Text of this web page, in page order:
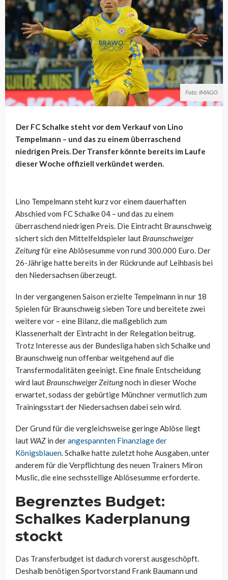
Foto: IMAGO
Der FC Schalke steht vor dem Verkauf von Lino
Tempelmann – und das zu einem überraschend
niedrigen Preis. Der Transfer könnte bereits im Laufe
dieser Woche offiziell verkündet werden.
Lino Tempelmann steht kurz vor einem dauerhaften
Abschied vom FC Schalke 04 – und das zu einem
überraschend niedrigen Preis. Die Eintracht Braunschweig
sichert sich den Mittelfeldspieler laut Braunschweiger
Zeitungfür eine Ablösesumme von rund 300.000 Euro. Der
26-Jährige hatte bereits in der Rückrunde auf Leihbasis bei
den Niedersachsen überzeugt.
In der vergangenen Saison erzielte Tempelmann in nur 18
Spielen für Braunschweig sieben Tore und bereitete zwei
weitere vor – eine Bilanz, die maßgeblich zum
Klassenerhalt der Eintracht in der Relegation beitrug.
Trotz Interesse aus der Bundesliga haben sich Schalke und
Braunschweig nun offenbar weitgehend auf die
Transfermodalitäten geeinigt. Eine finale Entscheidung
wird laut Braunschweiger Zeitungnoch in dieser Woche
erwartet, sodass der gebürtige Münchner vermutlich zum
Trainingsstart der Niedersachsen dabei sein wird.
Der Grund für die vergleichsweise geringe Ablöse liegt
laut WAZ in derangespannten Finanzlage der
Königsblauen. Schalke hatte zuletzt hohe Ausgaben, unter
anderem für die Verpflichtung des neuen Trainers Miron
Muslic, die eine sechsstellige Ablösesumme erforderte.
Begrenztes Budget:
Schalkes Kaderplanung
stockt
Das Transferbudget ist dadurch vorerst ausgeschöpft.
Deshalb benötigen Sportvorstand Frank Baumann und